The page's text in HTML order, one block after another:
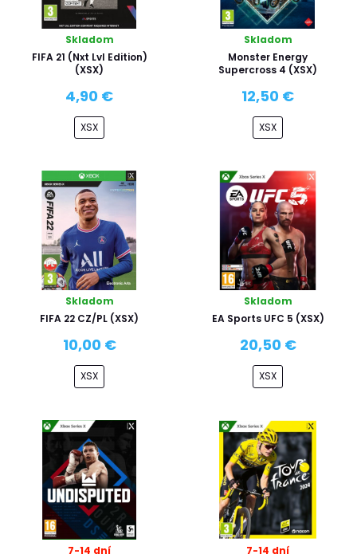
Skladom
FIFA 21 (Nxt Lvl Edition)
(XSX)
4,90 €
XSX
Skladom
Monster Energy
Supercross 4 (XSX)
12,50 €
XSX
Skladom
FIFA 22 CZ/PL (XSX)
10,00 €
XSX
Skladom
EA Sports UFC 5 (XSX)
20,50 €
XSX
7-14 dní
7-14 dní